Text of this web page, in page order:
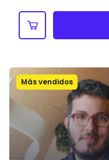
Más vendidos